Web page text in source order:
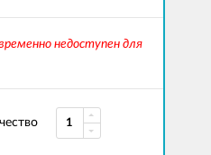
недоступен для